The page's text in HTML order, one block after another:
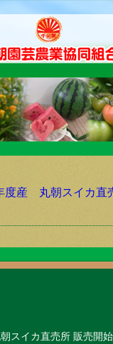
度産 丸朝スイカ直
スイカ直売所 販売開